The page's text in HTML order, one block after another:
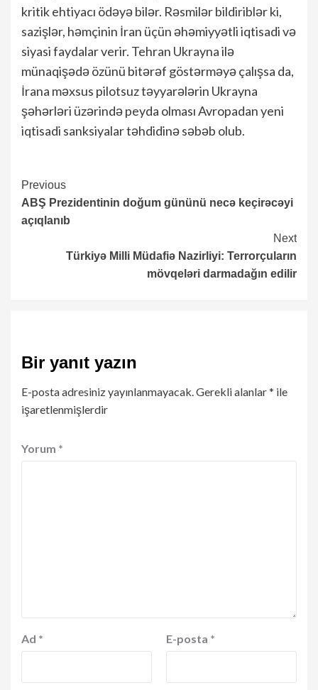
kritik ehtiyacı ödəyə bilər. Rəsmilər bildiriblər ki,
sazişlər, həmçinin İran üçün əhəmiyyətli iqtisadi və
siyasi faydalar verir. Tehran Ukrayna ilə
münaqişədə özünü bitərəf göstərməyə çalışsa da,
İrana məxsus pilotsuz təyyarələrin Ukrayna
şəhərləri üzərində peyda olması Avropadan yeni
iqtisadi sanksiyalar təhdidinə səbəb olub.
Continue
Reading
Previous
ABŞ Prezidentinin doğum gününü necə keçirəcəyi
açıqlanıb
Next
Türkiyə Milli Müdafiə Nazirliyi: Terrorçuların
mövqeləri darmadağın edilir
Bir yanıt yazın
E-posta adresiniz yayınlanmayacak. Gerekli alanlar* ile
işaretlenmişlerdir
Yorum *
Ad * E-posta *